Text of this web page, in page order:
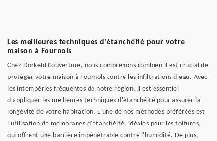
Les meilleures techniques d'étanchéité pour votre
maison à Fournols
Chez Dorkeld Couverture, nous comprenons combien il est crucial de
protéger votre maison à Fournols contre les infiltrations d'eau. Avec
les intempéries fréquentes de notre région, il est essentiel
d'appliquer les meilleures techniques d'étanchéité pour assurer la
longévité de votre habitation. L'une de nos méthodes préférées est
l'utilisation de membranes d'étanchéité, idéales pour les toitures,
qui offrent une barrière impénétrable contre l'humidité. De plus,